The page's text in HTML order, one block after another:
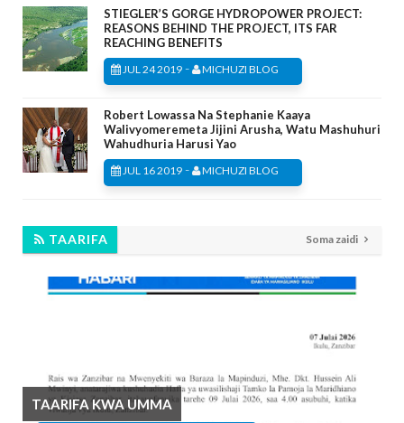
STIEGLER’S GORGE HYDROPOWER PROJECT:
REASONS BEHIND THE PROJECT, ITS FAR
REACHING BENEFITS
JUL 24 2019 - MICHUZI BLOG
Robert Lowassa Na Stephanie Kaaya
Walivyomeremeta Jijini Arusha, Watu Mashuhuri
Wahudhuria Harusi Yao
JUL 16 2019 - MICHUZI BLOG
TAARIFA Soma zaidi
TAARIFA KWA UMMA